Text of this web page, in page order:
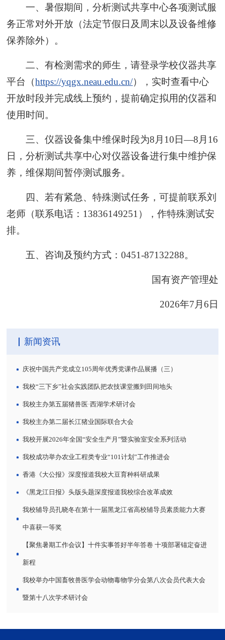
一、暑假期间，分析测试共享中心各项测试服
务正常对外开放（法定节假日及周末以及设备维修
保养除外）。
二、有检测需求的师生，请登录学校仪器共享
平台（https://yqgx.neau.edu.cn/），实时查看中心
开放时段并完成线上预约，提前确定拟用的仪器和
使用时间。
三、仪器设备集中维保时段为8月10日—8月16
日，分析测试共享中心对仪器设备进行集中维护保
养，维保期间暂停测试服务。
四、若有紧急、特殊测试任务，可提前联系刘
老师（联系电话：13836149251），作特殊测试安
排。
五、咨询及预约方式：0451-87132288。
国有资产管理处
2026年7月6日
新闻资讯
庆祝中国共产党成立105周年优秀党课作品展播（三）
我校“三下乡”社会实践团队把农技课堂搬到田间地头
我校主办第五届猪兽医·西湖学术研讨会
我校主办第二届长江猪业国际联合大会
我校开展2026年全国“安全生产月”暨实验室安全系列活动
我校成功举办农业工程类专业“101计划”工作推进会
香港《大公报》深度报道我校大豆育种科研成果
《黑龙江日报》头版头题深度报道我校综合改革成效
我校辅导员孔晓冬在第十一届黑龙江省高校辅导员素质能力大赛
中喜获一等奖
【聚焦暑期工作会议】十件实事答好半年答卷 十项部署锚定奋进
新程
我校举办中国畜牧兽医学会动物毒物学分会第八次会员代表大会
暨第十八次学术研讨会